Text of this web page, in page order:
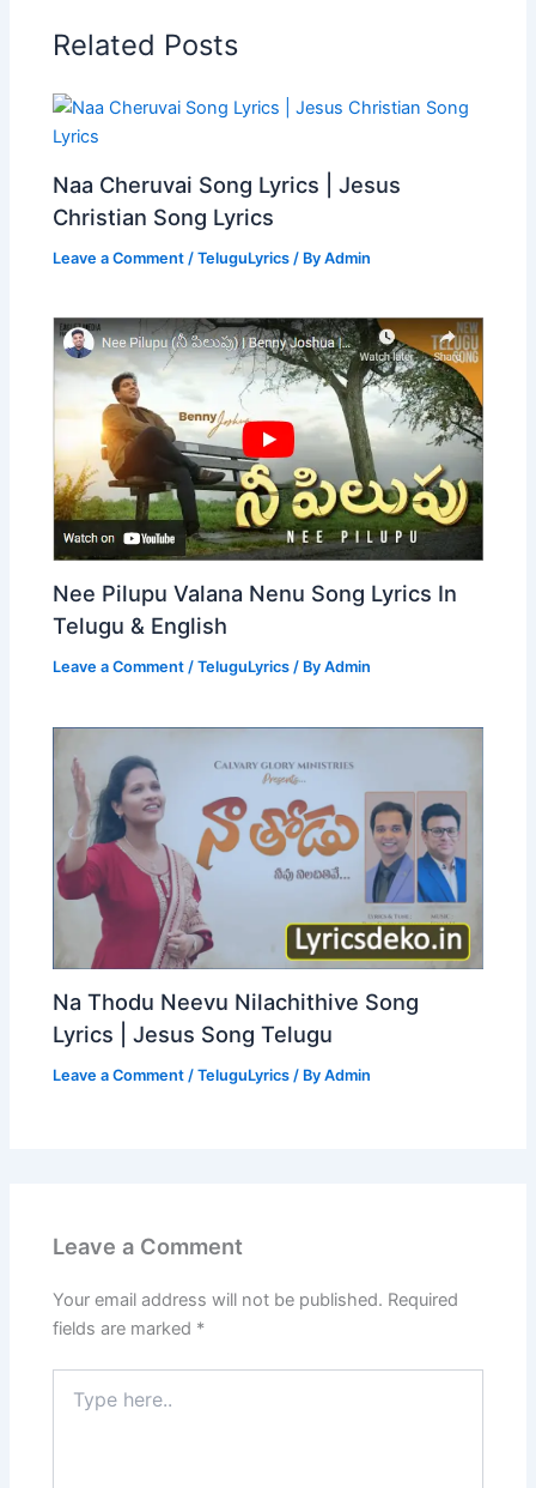
Related Posts
Naa Cheruvai Song Lyrics | Jesus
Christian Song Lyrics
Leave a Comment /TeluguLyrics / ByAdmin
Nee Pilupu Valana Nenu Song Lyrics In
Telugu & English
Leave a Comment /TeluguLyrics / ByAdmin
Na Thodu Neevu Nilachithive Song
Lyrics | Jesus Song Telugu
Leave a Comment /TeluguLyrics / ByAdmin
Leave a Comment
Your email address will not be published. Required
fields are marked *
here..